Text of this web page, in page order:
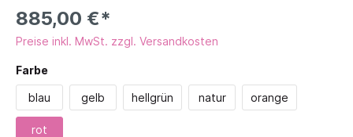
885,00 €*
Preise inkl. MwSt. zzgl. Versandkosten
Farbe
blau gelb hellgrün natur orange
rot